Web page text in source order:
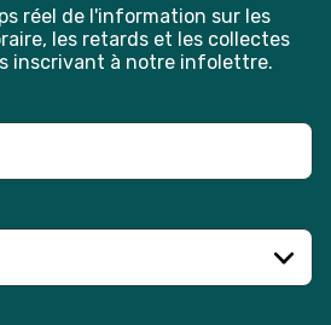
réel de l'information sur les
les retards et les collectes
inscrivant à notre infolettre.